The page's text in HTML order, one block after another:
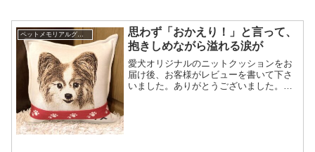
思わず「おかえり！」と言って、
抱きしめながら溢れる涙が
愛犬オリジナルのニットクッションをお
届け後、お客様がレビューを書いて下さ
いました。ありがとうございました。ド